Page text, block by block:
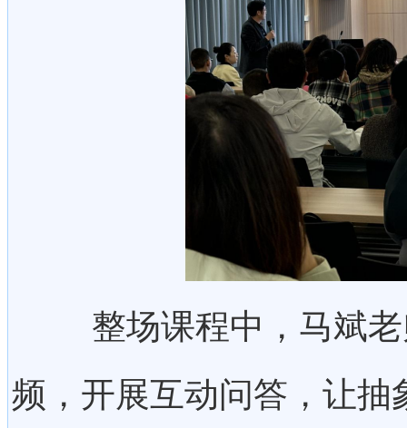
整场课程中，马斌老
频，开展互动问答，让